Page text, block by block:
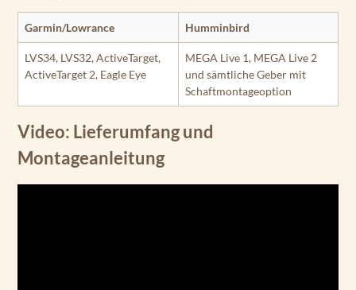
Garmin/Lowrance Humminbird
LVS34, LVS32, ActiveTarget,
ActiveTarget 2, Eagle Eye
MEGA Live 1, MEGA Live 2
und sämtliche Geber mit
Schaftmontageoption
Video: Lieferumfang und
Montageanleitung